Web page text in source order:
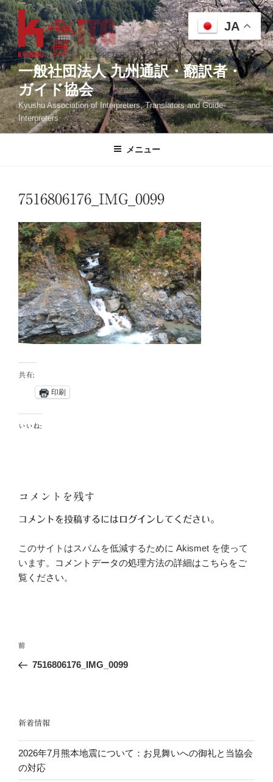
コ
ン
テ
ン
ツ
へ
ス
キ
ッ
一般社団法人 九州通訳・翻訳者・
ガイド協会
Kyushu Association of Interpreters, Translators and Guide-
Interpreters
メニュー
7516806176_IMG_0099
共有:
印刷
いいね:
コメントを残す
コメントを投稿するには ログイン してください。
このサイトはスパムを低減するために Akismet を使って
います。
コメントデータの処理方法の詳細はこちらをご
覧ください。
ナ
ー
シ
ョ
ン
前
の
前
7516806176_IMG_0099
新着情報
2026年7月熊本地震について：お見舞いへの御礼と当協会
の対応
JA